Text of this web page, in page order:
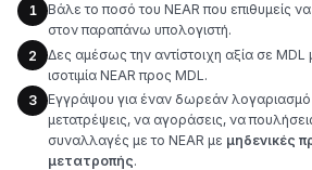
1
Βάλε το ποσό του NEAR που επιθυμείς
στον παραπάνω υπολογιστή.
2
Δες αμέσως την αντίστοιχη αξία σε
ισοτιμία NEAR προς MDL.
3
Εγγράψου για έναν δωρεάν
μετατρέψεις, να αγοράσεις, να
συναλλαγές με το NEAR με μηδενικές
μετατροπής.